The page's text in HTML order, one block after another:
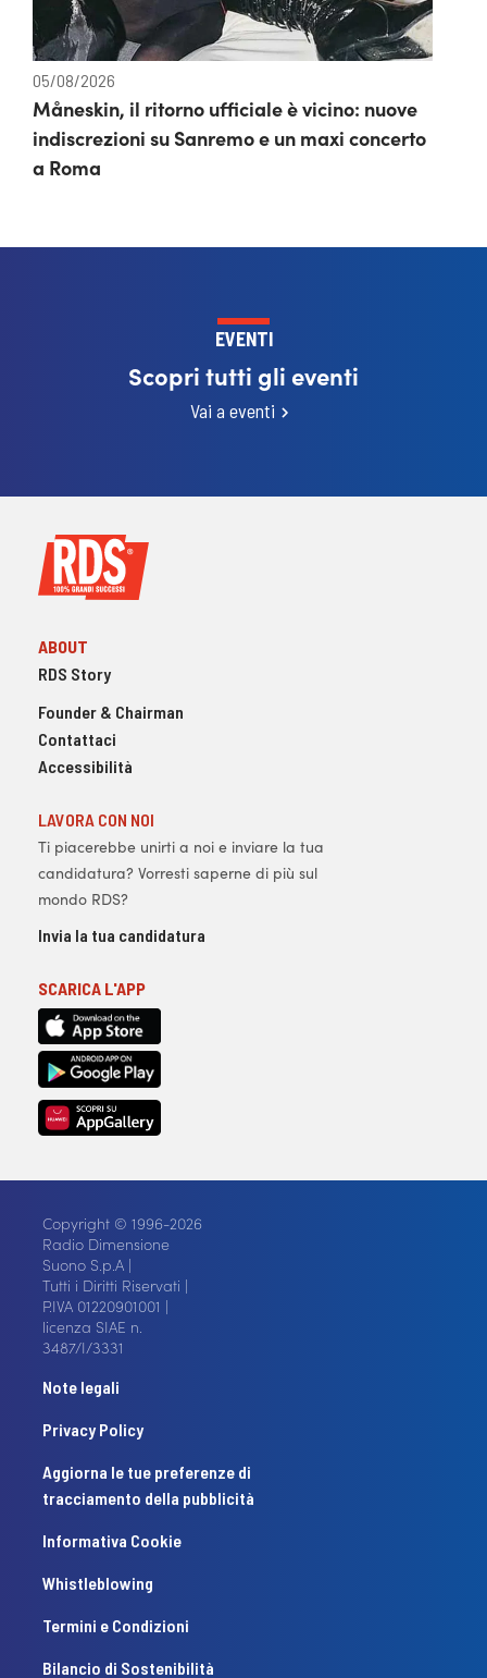
05/08/2026
Måneskin, il ritorno ufficiale è vicino: nuove
indiscrezioni su Sanremo e un maxi concerto
a Roma
EVENTI
Scopri tutti gli eventi
Vai a eventi
ABOUT
RDS Story
Founder & Chairman
Contattaci
Accessibilità
LAVORA CON NOI
Ti piacerebbe unirti a noi e inviare la tua
candidatura? Vorresti saperne di più sul
mondo RDS?
Invia la tua candidatura
SCARICA L'APP
Copyright © 1996-2026
Radio Dimensione
Suono S.p.A |
Tutti i Diritti Riservati |
P.IVA 01220901001 |
licenza SIAE n.
3487/I/3331
Note legali
Privacy Policy
Aggiorna le tue preferenze di
tracciamento della pubblicità
Informativa Cookie
Whistleblowing
Termini e Condizioni
Bilancio di Sostenibilità